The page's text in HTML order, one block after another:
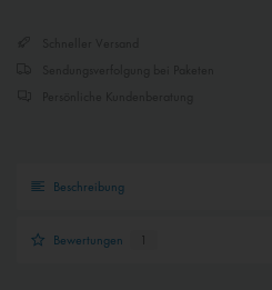
Beschreibung
Bewertungen 1